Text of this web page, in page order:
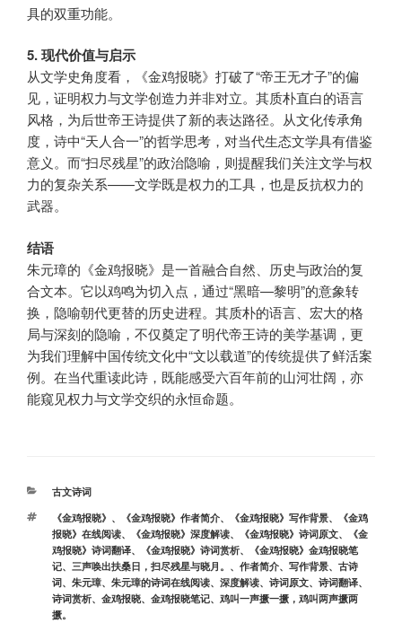
具的双重功能。
5. 现代价值与启示
从文学史角度看，《金鸡报晓》打破了“帝王无才子”的偏
见，证明权力与文学创造力并非对立。其质朴直白的语言
风格，为后世帝王诗提供了新的表达路径。从文化传承角
度，诗中“天人合一”的哲学思考，对当代生态文学具有借鉴
意义。而“扫尽残星”的政治隐喻，则提醒我们关注文学与权
力的复杂关系——文学既是权力的工具，也是反抗权力的
武器。
结语
朱元璋的《金鸡报晓》是一首融合自然、历史与政治的复
合文本。它以鸡鸣为切入点，通过“黑暗—黎明”的意象转
换，隐喻朝代更替的历史进程。其质朴的语言、宏大的格
局与深刻的隐喻，不仅奠定了明代帝王诗的美学基调，更
为我们理解中国传统文化中“文以载道”的传统提供了鲜活案
例。在当代重读此诗，既能感受六百年前的山河壮阔，亦
能窥见权力与文学交织的永恒命题。
分
古文诗词
标
签
《金鸡报晓》 、 《金鸡报晓》作者简介、 《金鸡报晓》写作背景、
《金鸡
报晓》在线阅读、 《金鸡报晓》深度解读、 《金鸡报晓》诗词原文、
《金
鸡报晓》诗词翻译、 《金鸡报晓》诗词赏析、
《金鸡报晓》金鸡报晓笔
记、 三声唤出扶桑日，扫尽残星与晓月。 、 作者简介、 写作背景、 古诗
词、 朱元璋、 朱元璋的诗词在线阅读、 深度解读、 诗词原文、 诗词翻译、
诗词赏析、 金鸡报晓、 金鸡报晓笔记、 鸡叫一声撅一撅，鸡叫两声撅两
撅。